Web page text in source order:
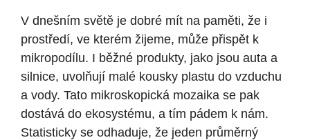
V dnešním světě je dobré mít na paměti, že i
prostředí, ve kterém žijeme, může přispět k
mikropodílu. I běžné produkty, jako jsou auta a
silnice, uvolňují malé kousky plastu do vzduchu
a vody. Tato mikroskopická mozaika se pak
dostává do ekosystému, a tím pádem k nám.
Statisticky se odhaduje, že jeden průměrný